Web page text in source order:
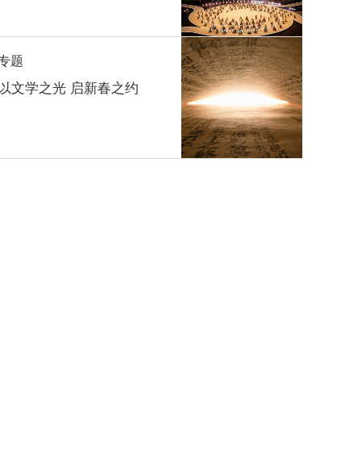
题
文学之光 启新春之约